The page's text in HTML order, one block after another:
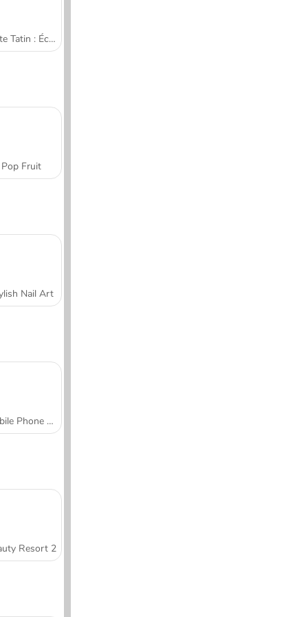
Tarte Tatin : École de cuisine de Sara
Pop Fruit
Nail Art
Mobile Phone Case Design & DIY
Resort 2